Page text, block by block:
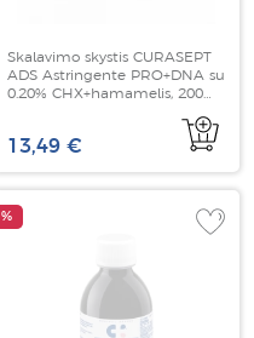
Skalavimo skystis CURASEPT
ADS Astringente PRO+DNA su
0.20% CHX+hamamelis, 200
13,49 €
%